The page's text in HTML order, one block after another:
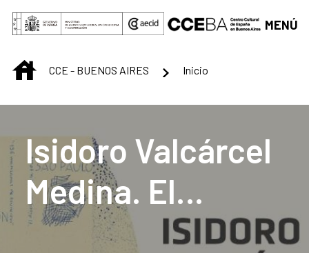
Saltar al contenido principal
MENÚ
INICIOCCE - BUENOS AIRES Inicio
Isidoro Valcárcel
Medina. El
transcurrir